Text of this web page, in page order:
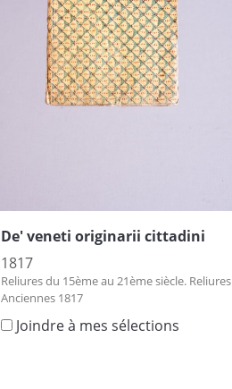
De' veneti originarii cittadini
1817
Reliures du 15ème au 21ème siècle. Reliures
Anciennes 1817
Joindre à mes sélections